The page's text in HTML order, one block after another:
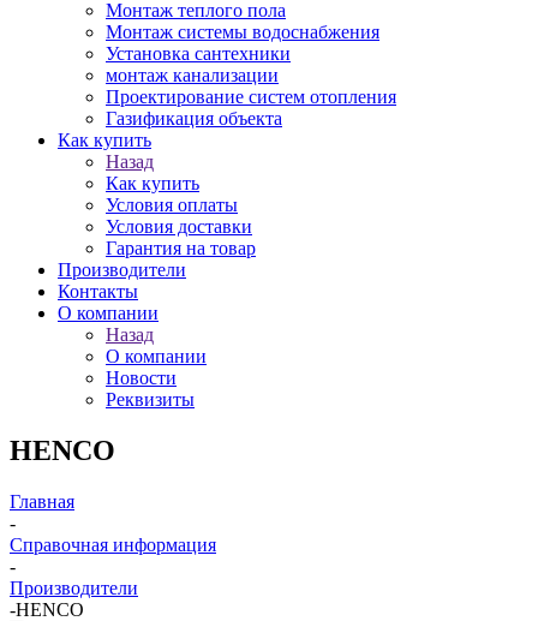
Монтаж теплого пола
Монтаж системы водоснабжения
Установка сантехники
монтаж канализации
Проектирование систем отопления
Газификация объекта
Как купить
Назад
Как купить
Условия оплаты
Условия доставки
Гарантия на товар
Производители
Контакты
О компании
Назад
О компании
Новости
Реквизиты
HENCO
Главная
-
Справочная информация
-
Производители
-HENCO